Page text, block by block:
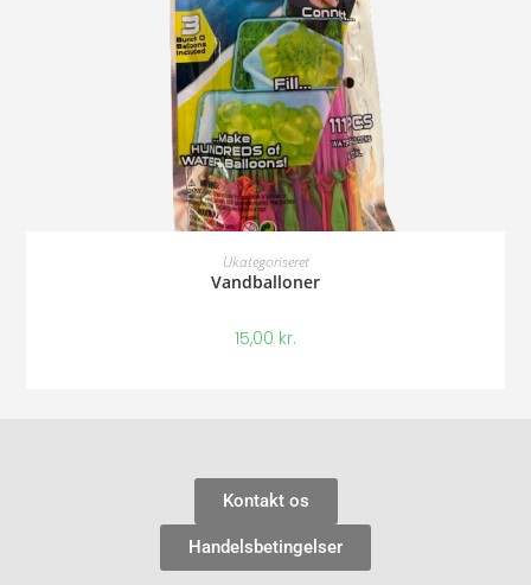
Ukategoriseret
Vandballoner
15,00 kr.
Kontakt os
Handelsbetingelser